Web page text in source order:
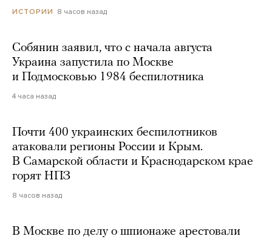
ИСТОРИИ 8 часов назад
Собянин заявил, что с начала августа
Украина запустила по Москве
и Подмосковью 1984 беспилотника
4 часа назад
Почти 400 украинских беспилотников
атаковали регионы России и Крым.
В Самарской области и Краснодарском крае
горят НПЗ
8 часов назад
В Москве по делу о шпионаже арестовали